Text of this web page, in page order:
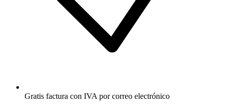
Gratis factura con IVA por correo electrónico